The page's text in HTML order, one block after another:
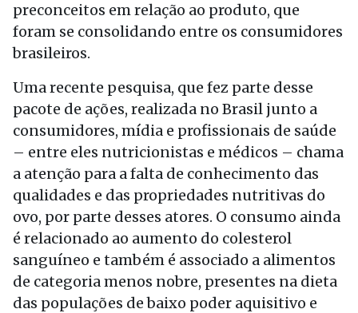
preconceitos em relação ao produto, que
foram se consolidando entre os consumidores
brasileiros.
Uma recente pesquisa, que fez parte desse
pacote de ações, realizada no Brasil junto a
consumidores, mídia e profissionais de saúde
– entre eles nutricionistas e médicos – chama
a atenção para a falta de conhecimento das
qualidades e das propriedades nutritivas do
ovo, por parte desses atores. O consumo ainda
é relacionado ao aumento do colesterol
sanguíneo e também é associado a alimentos
de categoria menos nobre, presentes na dieta
das populações de baixo poder aquisitivo e